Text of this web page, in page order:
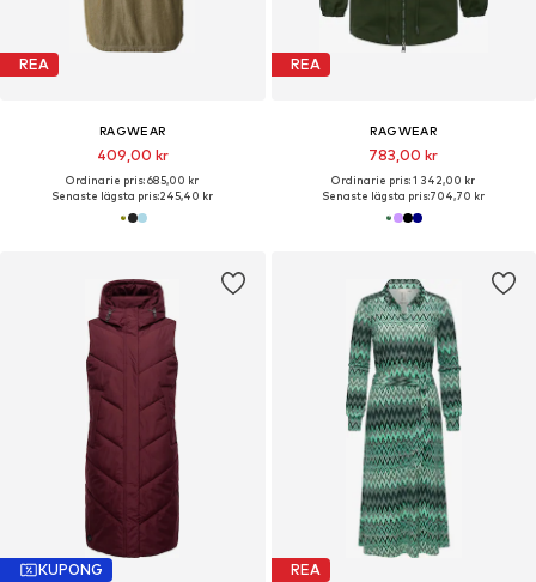
REA
RAGWEAR
409,00 kr
Ordinarie pris: 685,00 kr
Senaste lägsta pris:245,40 kr
REA
RAGWEAR
783,00 kr
Ordinarie pris: 1 342,00 kr
Senaste lägsta pris:704,70 kr
KUPONG REA